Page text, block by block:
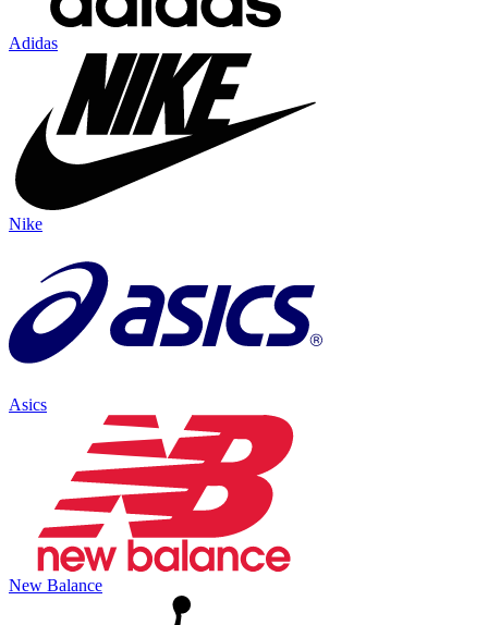
Adidas
Nike
Asics
New Balance